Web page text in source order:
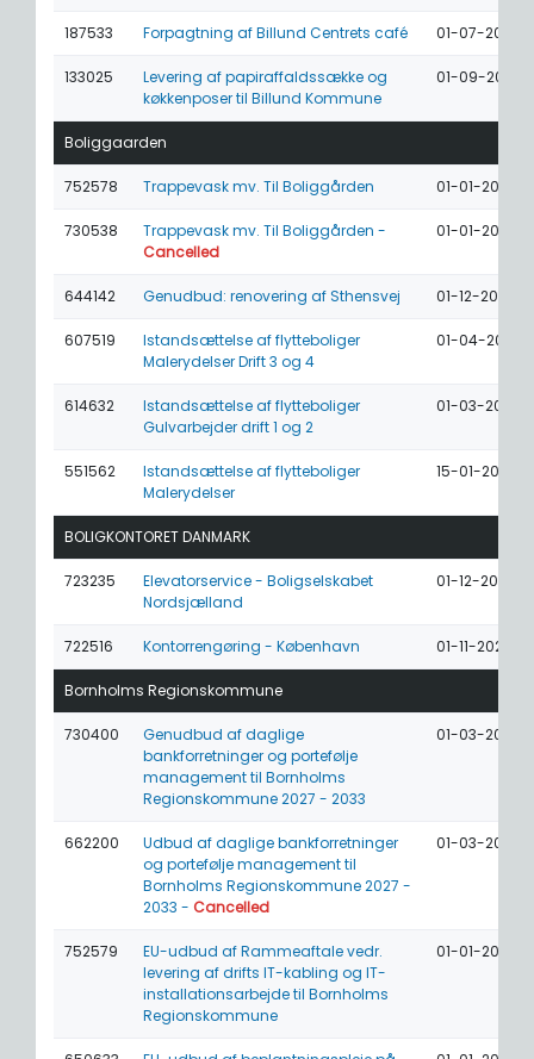
187533 Forpagtning af Billund Centrets café 01-07-2024
133025
Levering af papiraffaldssække og
køkkenposer til Billund Kommune
01-09-2023
Boliggaarden
752578 Trappevask mv. Til Boliggården 01-01-2027
730538
Trappevask mv. Til Boliggården -
Cancelled
01-01-2027
644142 Genudbud: renovering af Sthensvej 01-12-2026
607519
Istandsættelse af flytteboliger
Malerydelser Drift 3 og 4
01-04-2026
614632
Istandsættelse af flytteboliger
Gulvarbejder drift 1 og 2
01-03-2026
551562
Istandsættelse af flytteboliger
Malerydelser
15-01-2026
BOLIGKONTORET DANMARK
723235
Elevatorservice - Boligselskabet
Nordsjælland
01-12-2026
722516 Kontorrengøring - København 01-11-2026
Bornholms Regionskommune
730400
Genudbud af daglige
bankforretninger og portefølje
management til Bornholms
Regionskommune 2027 - 2033
01-03-2027
662200
Udbud af daglige bankforretninger
og portefølje management til
Bornholms Regionskommune 2027 -
2033 - Cancelled
01-03-2027
752579
EU-udbud af Rammeaftale vedr.
levering af drifts IT-kabling og IT-
installationsarbejde til Bornholms
Regionskommune
01-01-2027